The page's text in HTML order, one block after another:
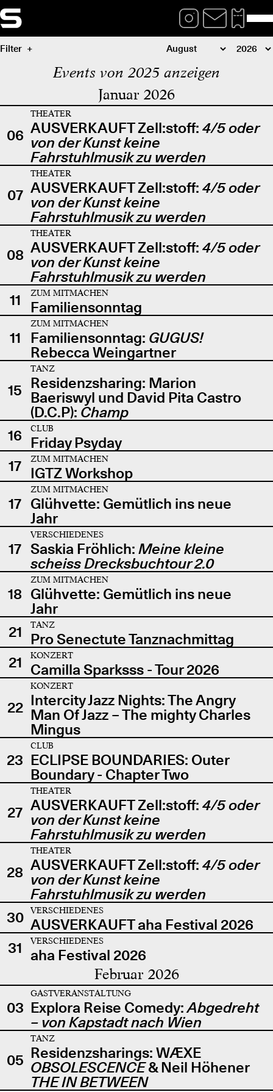
Filter
Events von 2025 anzeigen
Januar 2026
06
THEATER
AUSVERKAUFT Zell:stoff: 4/5 oder
von der Kunst keine
Fahrstuhlmusik zu werden
07
THEATER
AUSVERKAUFT Zell:stoff: 4/5 oder
von der Kunst keine
Fahrstuhlmusik zu werden
08
THEATER
AUSVERKAUFT Zell:stoff: 4/5 oder
von der Kunst keine
Fahrstuhlmusik zu werden
11
ZUM MITMACHEN
Familiensonntag
11
ZUM MITMACHEN
Familiensonntag: GUGUS!
Rebecca Weingartner
15
TANZ
Residenzsharing: Marion
Baeriswyl und David Pita Castro
(D.C.P): Champ
16
CLUB
Friday Psyday
17
ZUM MITMACHEN
IGTZ Workshop
17
ZUM MITMACHEN
Glühvette: Gemütlich ins neue
Jahr
17
VERSCHIEDENES
Saskia Fröhlich: Meine kleine
scheiss Drecksbuchtour 2.0
18
ZUM MITMACHEN
Glühvette: Gemütlich ins neue
Jahr
21
TANZ
Pro Senectute Tanznachmittag
21
KONZERT
Camilla Sparksss - Tour 2026
22
KONZERT
Intercity Jazz Nights: The Angry
Man Of Jazz – The mighty Charles
Mingus
23
CLUB
ECLIPSE BOUNDARIES: Outer
Boundary - Chapter Two
27
THEATER
AUSVERKAUFT Zell:stoff: 4/5 oder
von der Kunst keine
Fahrstuhlmusik zu werden
28
THEATER
AUSVERKAUFT Zell:stoff: 4/5 oder
von der Kunst keine
Fahrstuhlmusik zu werden
30
VERSCHIEDENES
AUSVERKAUFT aha Festival 2026
31
VERSCHIEDENES
aha Festival 2026
Februar 2026
03
GASTVERANSTALTUNG
Explora Reise Comedy:Abgedreht
– von Kapstadt nach Wien
05
TANZ
Residenzsharings: WÆXE
OBSOLESCENCE& Neil Höhener
THE IN BETWEEN